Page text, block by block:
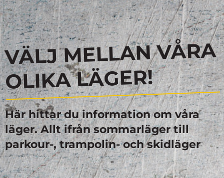
VÄLJ MELLAN VÅRA
OLIKA LÄGER!
Här hittar du information om våra
läger. Allt ifrån sommarläger till
parkour-, trampolin- och skidläger